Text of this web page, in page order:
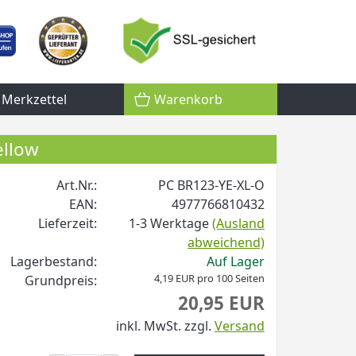
Warenkorb
Art.Nr.:
PC BR123-YE-XL-O
EAN:
4977766810432
Lieferzeit:
1-3 Werktage(Ausland
abweichend)
Lagerbestand:
Auf Lager
Grundpreis:
4,19 EUR pro 100 Seiten
20,95 EUR
inkl. MwSt. zzgl. Versand